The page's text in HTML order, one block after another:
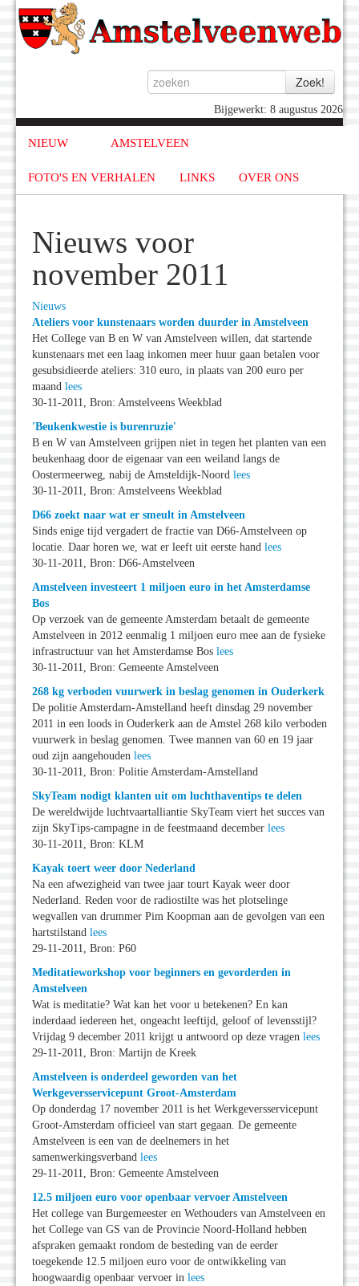
Bijgewerkt: 8 augustus 2026
NIEUW AMSTELVEEN
FOTO'S EN VERHALEN LINKS OVER ONS
Nieuws voor
november 2011
Nieuws
Ateliers voor kunstenaars worden duurder in Amstelveen
Het College van B en W van Amstelveen willen, dat startende
kunstenaars met een laag inkomen meer huur gaan betalen voor
gesubsidieerde ateliers: 310 euro, in plaats van 200 euro per
maand lees
30-11-2011, Bron: Amstelveens Weekblad
'Beukenkwestie is burenruzie'
B en W van Amstelveen grijpen niet in tegen het planten van een
beukenhaag door de eigenaar van een weiland langs de
Oostermeerweg, nabij de Amsteldijk-Noord lees
30-11-2011, Bron: Amstelveens Weekblad
D66 zoekt naar wat er smeult in Amstelveen
Sinds enige tijd vergadert de fractie van D66-Amstelveen op
locatie. Daar horen we, wat er leeft uit eerste hand lees
30-11-2011, Bron: D66-Amstelveen
Amstelveen investeert 1 miljoen euro in het Amsterdamse
Bos
Op verzoek van de gemeente Amsterdam betaalt de gemeente
Amstelveen in 2012 eenmalig 1 miljoen euro mee aan de fysieke
infrastructuur van het Amsterdamse Bos lees
30-11-2011, Bron: Gemeente Amstelveen
268 kg verboden vuurwerk in beslag genomen in Ouderkerk
De politie Amsterdam-Amstelland heeft dinsdag 29 november
2011 in een loods in Ouderkerk aan de Amstel 268 kilo verboden
vuurwerk in beslag genomen. Twee mannen van 60 en 19 jaar
oud zijn aangehouden lees
30-11-2011, Bron: Politie Amsterdam-Amstelland
SkyTeam nodigt klanten uit om luchthaventips te delen
De wereldwijde luchtvaartalliantie SkyTeam viert het succes van
zijn SkyTips-campagne in de feestmaand december lees
30-11-2011, Bron: KLM
Kayak toert weer door Nederland
Na een afwezigheid van twee jaar tourt Kayak weer door
Nederland. Reden voor de radiostilte was het plotselinge
wegvallen van drummer Pim Koopman aan de gevolgen van een
hartstilstand lees
29-11-2011, Bron: P60
Meditatieworkshop voor beginners en gevorderden in
Amstelveen
Wat is meditatie? Wat kan het voor u betekenen? En kan
inderdaad iedereen het, ongeacht leeftijd, geloof of levensstijl?
Vrijdag 9 december 2011 krijgt u antwoord op deze vragen lees
29-11-2011, Bron: Martijn de Kreek
Amstelveen is onderdeel geworden van het
Werkgeversservicepunt Groot-Amsterdam
Op donderdag 17 november 2011 is het Werkgeversservicepunt
Groot-Amsterdam officieel van start gegaan. De gemeente
Amstelveen is een van de deelnemers in het
samenwerkingsverband lees
29-11-2011, Bron: Gemeente Amstelveen
12.5 miljoen euro voor openbaar vervoer Amstelveen
Het college van Burgemeester en Wethouders van Amstelveen en
het College van GS van de Provincie Noord-Holland hebben
afspraken gemaakt rondom de besteding van de eerder
toegekende 12.5 miljoen euro voor de ontwikkeling van
hoogwaardig openbaar vervoer in lees